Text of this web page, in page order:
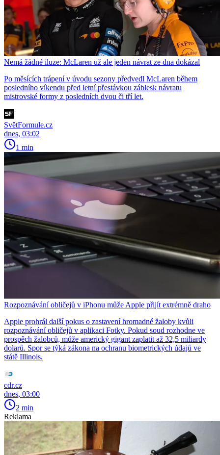
Nemá žádné iluze: McLaren už ale jeden návrat ze dna dokázal
Po měsících trápení v úvodu sezony předvedl McLaren během
posledního víkendu před letní přestávkou záblesk návratu
mistrovské formy z posledních dvou či tří let.
SvětFormule.cz
dnes, 03:02
1 min
Rozpoznávání obličejů v iPhonu může Apple přijít extrémně draho
Apple prohrál další pokus o zastavení hromadné žaloby kvůli
rozpoznávání obličejů v aplikaci Fotky. Pokud soud rozhodne ve
prospěch žalobců, může americký gigant zaplatit až 32,5 miliardy
dolarů. Spor se týká zákona na ochranu biometrických údajů ve
státě Illinois.
cdr.cz
dnes, 03:00
2 min
Reklama